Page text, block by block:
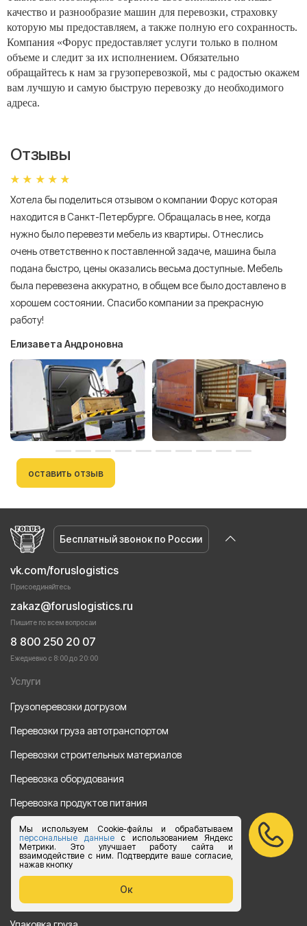
Мы используем Cookie-файлы и обрабатываем
персональные данныес использованием Яндекс
Метрики. Это улучшает работу сайта и
взаимодействие с ним. Подтвердите ваше согласие,
нажав кнопку
Ок
качество и разнообразие машин для перевозки, страховку
которую мы предоставляем, а также полную его сохранность.
Компания «Форус предоставляет услуги только в полном
объеме и следит за их исполнением. Обязательно
обращайтесь к нам за грузоперевозкой, мы с радостью окажем
вам лучшую и самую быструю перевозку до необходимого
адреса.
Отзывы
Хотела бы поделиться отзывом о компании Форус которая
находится в Санкт-Петербурге. Обращалась в нее, когда
нужно было перевезти мебель из квартиры. Отнеслись
очень ответственно к поставленной задаче, машина была
подана быстро, цены оказались весьма доступные. Мебель
была перевезена аккуратно, в общем все было доставлено в
хорошем состоянии. Спасибо компании за прекрасную
работу!
Елизавета Андроновна
оставить отзыв
Бесплатный звонок по России
vk.com/foruslogistics
Присоединяйтесь
zakaz@foruslogistics.ru
Пишите по всем вопросаи
8 800 250 20 07
Ежедневно с 8:00 до 20:00
Услуги
Грузоперевозки догрузом
Перевозки груза автотранспортом
Перевозки строительных материалов
Перевозка оборудования
Перевозка продуктов питания
Переезд
Рефрежераторные перевозки
Перевозки автотехники
Перевозка алкогольной продукции